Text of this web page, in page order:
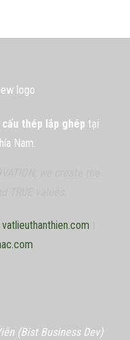
thép lắp ghép tại
Nam.
vatlieuthanthien.com
(Bist Business Dev)